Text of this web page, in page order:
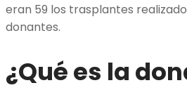
eran 59 los trasplantes
donantes.
¿Qué es la